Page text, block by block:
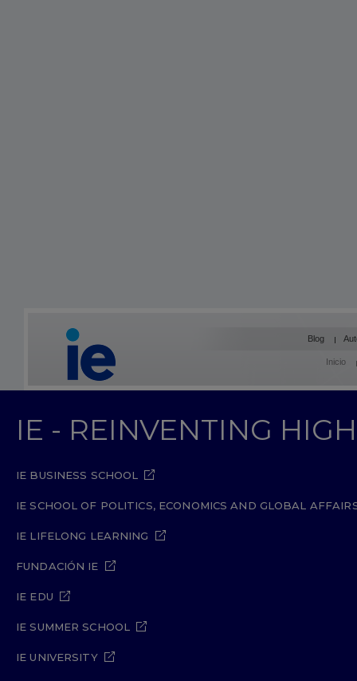
Blog
Inicio
IE - REINVENTING
IE BUSINESS SCHOOL
IE SCHOOL OF POLITICS, ECONOMICS AND GLOBAL
IE LIFELONG LEARNING
FUNDACIÓN IE
IE EDU
IE SUMMER SCHOOL
IE UNIVERSITY